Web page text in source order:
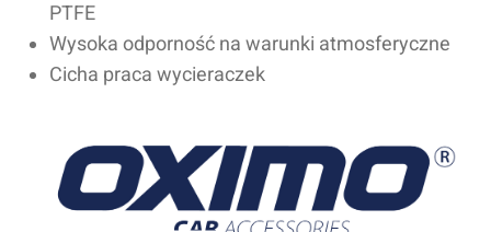
PTFE
Wysoka odporność na warunki atmosferyczne
Cicha praca wycieraczek